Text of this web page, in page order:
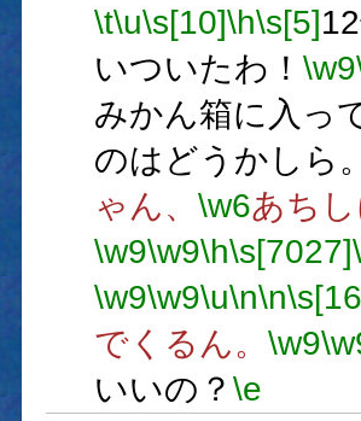
\t\u\s[10]\h\s[5]
いついたわ！ \w9
みかん箱に入っ
のはどうかしら
ゃん、 \w6あち
\w9\w9\h\s[7027]
\w9\w9\u\n\n
でくるん。 \w9
いいの？ \e